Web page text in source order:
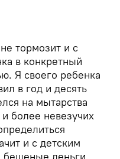
тормозит и с
в конкретный
Я своего ребенка
в год и десять
на мытарства
более невезучих
и с детским